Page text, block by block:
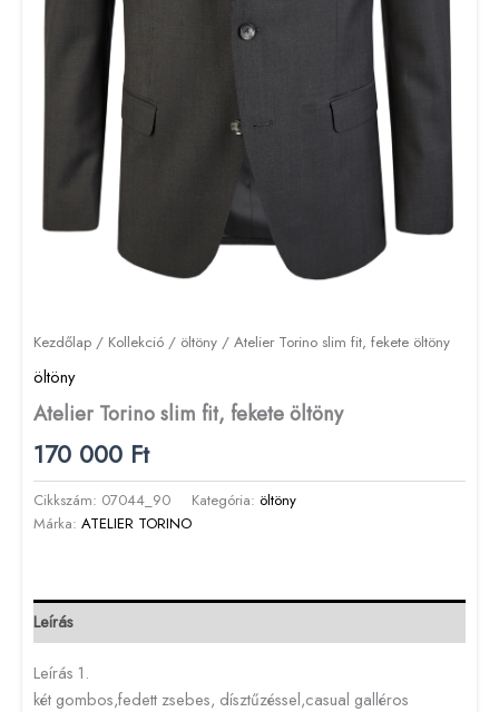
Kezdőlap / Kollekció / öltöny / Atelier Torino slim fit, fekete öltöny
öltöny
Atelier Torino slim fit, fekete öltöny
170 000 Ft
Cikkszám: 07044_90 Kategória: öltöny
Márka: ATELIER TORINO
Leírás
Leírás 1.
két gombos,fedett zsebes, dísztűzéssel,casual galléros